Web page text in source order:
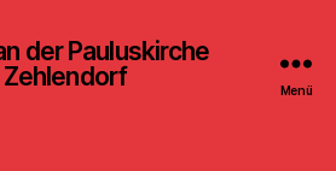
der Pauluskirche
Zehlendorf
Menü